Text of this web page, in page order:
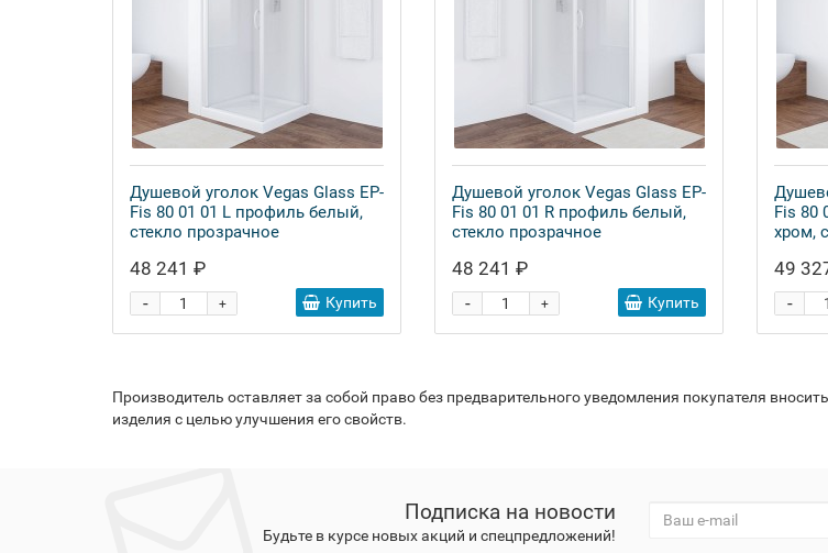
Душевой уголок Vegas Glass EP-
Fis 80 01 01 L профиль белый,
стекло прозрачное
48 241 ₽
+
- Купить
Душевой уголок Vegas Glass EP-
Fis 80 01 01 R профиль белый,
стекло прозрачное
48 241 ₽
+
- Купить
Fis 80
хром,
49
-
Производитель оставляет за собой право без предварительного уведомления покупателя
изделия с целью улучшения его свойств.
Подписка на новости
Будьте в курсе новых акций и спецпредложений!